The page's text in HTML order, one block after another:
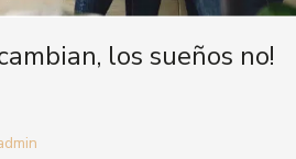
los sueños no!